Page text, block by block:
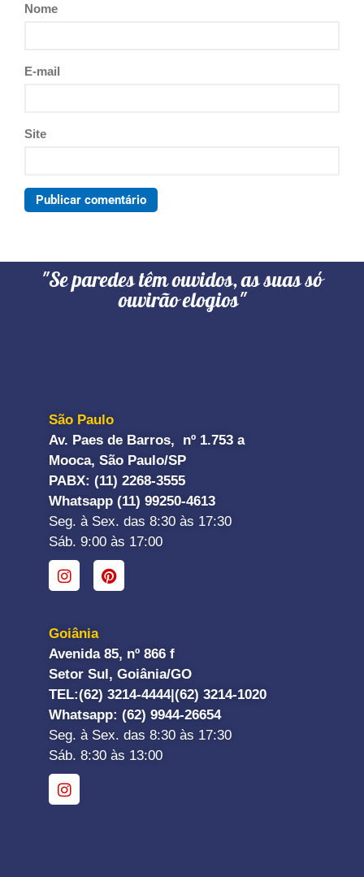
Nome
E-mail
Site
"Se paredes têm ouvidos, as suas só
ouvirão elogios"
São Paulo
Av. Paes de Barros, nº 1.753 a
Mooca, São Paulo/SP
PABX: (11) 2268-3555
Whatsapp (11) 99250-4613
Seg. à Sex. das 8:30 às 17:30
Sáb. 9:00 às 17:00
Goiânia
Avenida 85, nº 866 f
Setor Sul, Goiânia/GO
TEL:(62) 3214-4444| (62) 3214-1020
Whatsapp: (62) 9944-26654
Seg. à Sex. das 8:30 às 17:30
Sáb. 8:30 às 13:00